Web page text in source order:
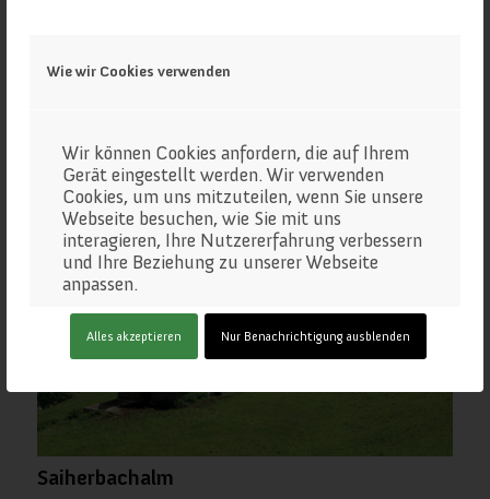
Wie wir Cookies verwenden
Wir können Cookies anfordern, die auf Ihrem
Gerät eingestellt werden. Wir verwenden
Cookies, um uns mitzuteilen, wenn Sie unsere
Webseite besuchen, wie Sie mit uns
interagieren, Ihre Nutzererfahrung verbessern
und Ihre Beziehung zu unserer Webseite
anpassen.
Klicken Sie auf die verschiedenen
Kategorienüberschriften, um mehr zu
erfahren. Sie können auch einige Ihrer
Einstellungen ändern. Beachten Sie, dass das
Blockieren einiger Arten von Cookies
Webseite und auf die Dienste haben kann, die
wir anbieten können.
Alles akzeptieren Nur Benachrichtigung ausblenden
Hochsteinalm
Saiherbachalm